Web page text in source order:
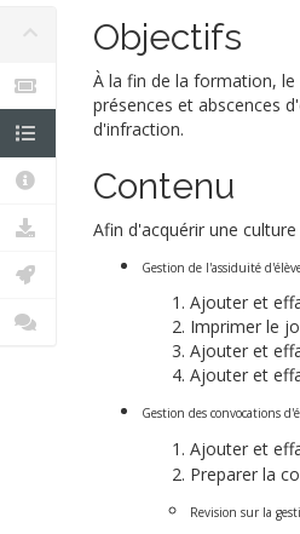
Objectifs
À la fin de la formation,
présences et abscences
d'infraction.
Contenu
Afin d'acquérir une
Gestion de l'assiduité
Ajouter et
Imprimer le
Ajouter et
Ajouter et
Gestion des convocations
Ajouter et
Preparer la
Revision sur la